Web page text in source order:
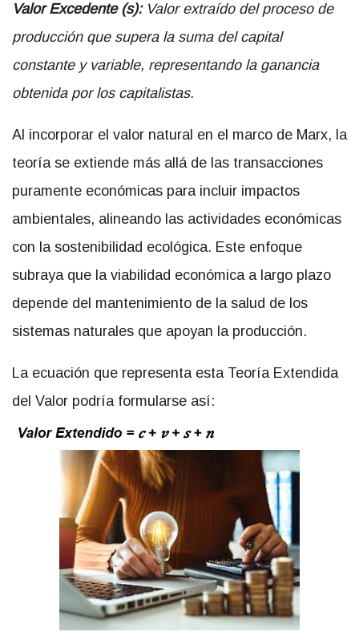
Valor Excedente (s):Valor extraído del proceso de
producción que supera la suma del capital
constante y variable, representando la ganancia
obtenida por los capitalistas.
Al incorporar el valor natural en el marco de Marx, la
teoría se extiende más allá de las transacciones
puramente económicas para incluir impactos
ambientales, alineando las actividades económicas
con la sostenibilidad ecológica. Este enfoque
subraya que la viabilidad económica a largo plazo
depende del mantenimiento de la salud de los
sistemas naturales que apoyan la producción.
La ecuación que representa esta Teoría Extendida
del Valor podría formularse así: